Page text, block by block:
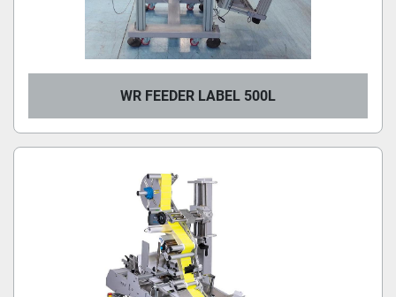
WR FEEDER LABEL 500L